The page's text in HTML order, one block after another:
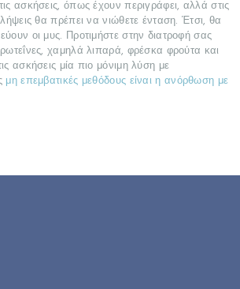
ασκήσεις, όπως έχουν περιγράφει, αλλά στις
θα πρέπει να νιώθετε ένταση. Έτσι, θα
οι μυς. Προτιμήστε στην διατροφή σας
χαμηλά λιπαρά, φρέσκα φρούτα και
ασκήσεις μία πιο μόνιμη λύση με
μη επεμβατικές μεθόδους είναι η ανόρθωση με